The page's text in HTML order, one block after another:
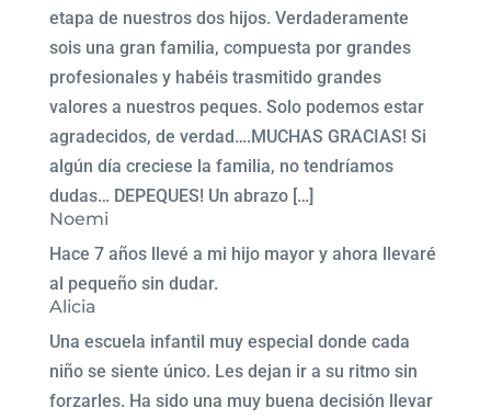
etapa de nuestros dos hijos. Verdaderamente
sois una gran familia, compuesta por grandes
profesionales y habéis trasmitido grandes
valores a nuestros peques. Solo podemos estar
agradecidos, de verdad….MUCHAS GRACIAS! Si
algún día creciese la familia, no tendríamos
dudas… DEPEQUES! Un abrazo […]
Noemi
Hace 7 años llevé a mi hijo mayor y ahora llevaré
al pequeño sin dudar.
Alicia
Una escuela infantil muy especial donde cada
niño se siente único. Les dejan ir a su ritmo sin
forzarles. Ha sido una muy buena decisión llevar